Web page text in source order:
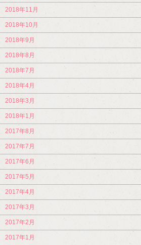
2018年11月
2018年10月
2018年9月
2018年8月
2018年7月
2018年4月
2018年3月
2018年1月
2017年8月
2017年7月
2017年6月
2017年5月
2017年4月
2017年3月
2017年2月
2017年1月